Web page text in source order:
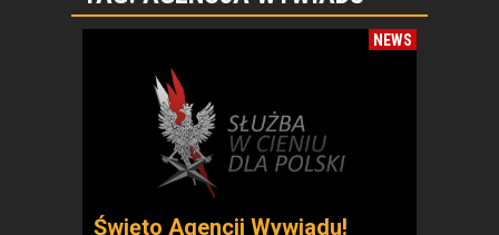
NEWS
Święto Agencji Wywiadu!